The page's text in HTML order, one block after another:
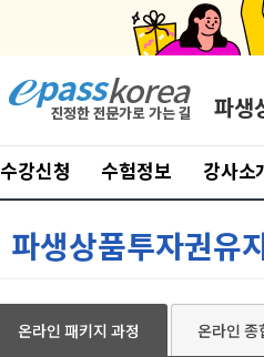
파생
수강신청 수험정보 강사소
파생상품투자권유
온라인 패키지 과정 온라인 종